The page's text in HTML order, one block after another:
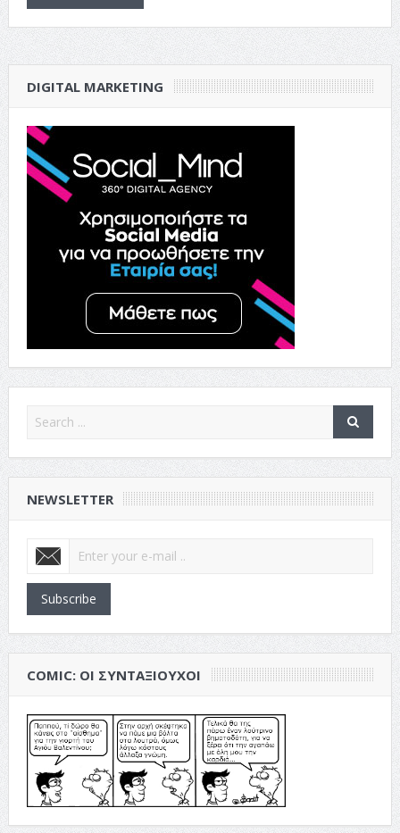
DIGITAL MARKETING
NEWSLETTER
Subscribe
COMIC: ΟΙ ΣΥΝΤΑΞΙΟΎΧΟΙ